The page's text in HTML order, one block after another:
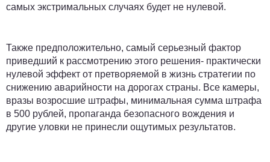
самых экстримальных случаях будет не нулевой.
Также предположительно, самый серьезный фактор
приведший к рассмотрению этого решения- практически
нулевой эффект от претворяемой в жизнь стратегии по
снижению аварийности на дорогах страны. Все камеры,
вразы возросшие штрафы, минимальная сумма штрафа
в 500 рублей, пропаганда безопасного вождения и
другие уловки не принесли ощутимых результатов.